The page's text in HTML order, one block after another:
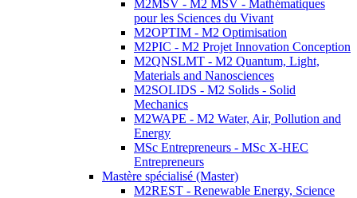
M2MSV - M2 MSV - Mathématiques
pour les Sciences du Vivant
M2OPTIM - M2 Optimisation
M2PIC - M2 Projet Innovation Conception
M2QNSLMT - M2 Quantum, Light,
Materials and Nanosciences
M2SOLIDS - M2 Solids - Solid
Mechanics
M2WAPE - M2 Water, Air, Pollution and
Energy
MSc Entrepreneurs - MSc X-HEC
Entrepreneurs
Mastère spécialisé (Master)
M2REST - Renewable Energy, Science